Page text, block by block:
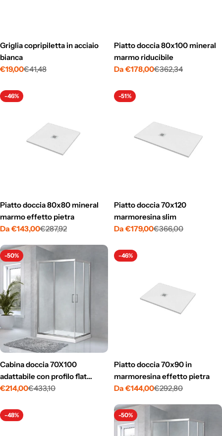
Griglia copripiletta in acciaio
bianca
Prezzo
vendita
€19,00
Prezzo€41,48
Piatto doccia 80x100 mineral
marmo riducibile
Prezzo
vendita
Da €178,00
Prezzo
€362,34
-46%
Piatto doccia 80x80 mineral
marmo effetto pietra
Prezzo
vendita
Da €143,00
Prezzo
€287,92
-51%
Piatto doccia 70x120
marmoresina slim
Prezzo
vendita
Da €179,00
Prezzo
€366,00
-50%
Cabina doccia 70X100
adattabile con profilo flat
alluminio cromo lastra cristallo
Prezzo
vendita
€214,00
Prezzo €433,10
-46%
Piatto doccia 70x90 in
marmoresina effetto pietra
Prezzo
vendita
Da €144,00
Prezzo
€292,80
-48% -50%